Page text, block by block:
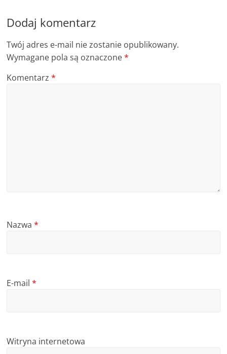
Dodaj komentarz
Twój adres e-mail nie zostanie opublikowany.
Wymagane pola są oznaczone*
Komentarz*
Nazwa*
E-mail*
Witryna internetowa